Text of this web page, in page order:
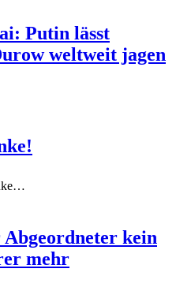
Putin lässt
weltweit jagen
kein
mehr